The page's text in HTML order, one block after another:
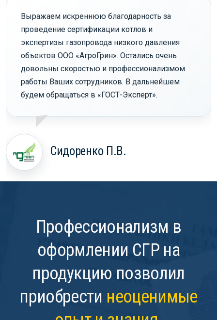
Выражаем искреннюю благодарность за
проведение сертификации котлов и
экспертизы газопровода низкого давления
объектов ООО «АгроГрин». Остались очень
довольны скоростью и профессионализмом
работы Ваших сотрудников. В дальнейшем
будем обращаться в «ГОСТ-Эксперт».
Сидоренко П.В.
Профессионализм в
оформлении СГР на
продукцию позволил
приобрести неоценимые